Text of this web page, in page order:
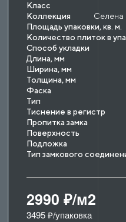
Класс
Коллекция
Селена
Площадь упаковки, кв. м.
Количество плиток в
Способ укладки
Длина, мм
Ширина, мм
Толщина, мм
Фаска
Тип
Тиснение в регистр
Пропитка замка
Поверхность
Подложка
Тип замкового
2990 ₽/м2
3495 ₽/упаковка